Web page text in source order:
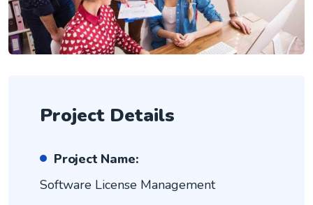
Project Details
Project Name:
Software License Management